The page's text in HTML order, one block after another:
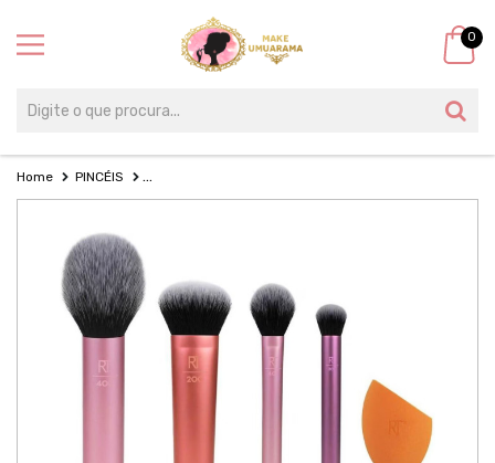
0
Home
PINCÉIS
KIT EVERYDAY ESSENTIALS ROSTO - REAL TECHNIQUES